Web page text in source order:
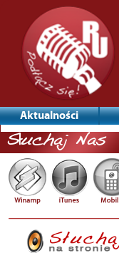
Aktualności
Słuchaj Nas